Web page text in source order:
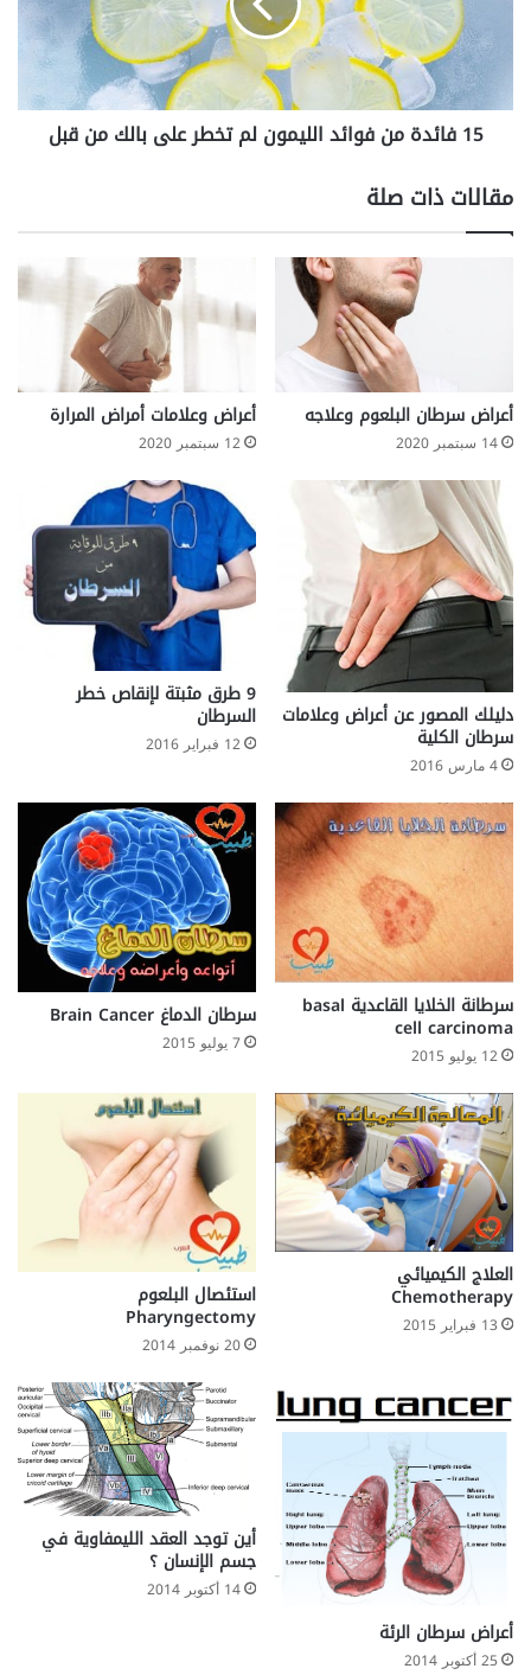
بالك
15 فائدة من فوائد الليمون لم تخطر على بالك من قبل
مقالات ذات صلة
أعراض سرطان البلعوم وعلاجه
14 سبتمبر 2020
أعراض وعلامات أمراض المرارة
12 سبتمبر 2020
دليلك المصور عن أعراض وعلامات
سرطان الكلية
4 مارس 2016
9 طرق مثبتة لإنقاص خطر
السرطان
12 فبراير 2016
سرطانة الخلايا القاعدية basal
cell carcinoma
12 يوليو 2015
سرطان الدماغ Brain Cancer
7 يوليو 2015
العلاج الكيميائي
Chemotherapy
13 فبراير 2015
استئصال البلعوم
Pharyngectomy
20 نوفمبر 2014
أعراض سرطان الرئة
25 أكتوبر 2014
أين توجد العقد الليمفاوية في
جسم الإنسان ؟
14 أكتوبر 2014